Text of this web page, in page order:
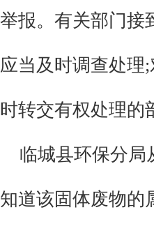
举报。有关部门接
应当及时调查处理
时转交有权处理的
临城县环保分局
知道该固体废物的